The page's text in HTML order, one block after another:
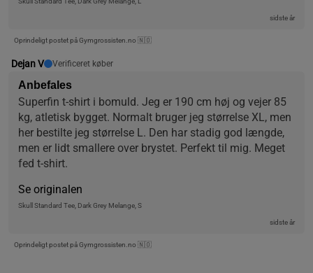
sidste år
Oprindeligt postet på Gymgrossisten.no 🇳🇴
Dejan V Verificeret køber
Anbefales
Superfin t-shirt i bomuld. Jeg er 190 cm høj og vejer 85
kg, atletisk bygget. Normalt bruger jeg størrelse XL, men
her bestilte jeg størrelse L. Den har stadig god længde,
men er lidt smallere over brystet. Perfekt til mig. Meget
fed t-shirt.
Se originalen
Skull Standard Tee, Dark Grey Melange, S
sidste år
Oprindeligt postet på Gymgrossisten.no 🇳🇴